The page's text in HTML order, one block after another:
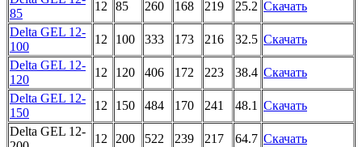
85
12 85 260 168 219 25.2 Скачать
Delta GEL 12-
100
12 100 333 173 216 32.5 Скачать
Delta GEL 12-
120
12 120 406 172 223 38.4 Скачать
Delta GEL 12-
150
12 150 484 170 241 48.1 Скачать
Delta GEL 12-
12 200 522 239 217 64.7 Скачать